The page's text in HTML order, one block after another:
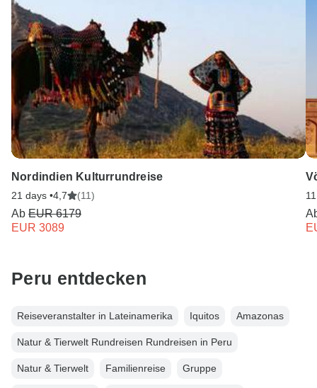
Nordindien Kulturrundreise
21 days •4,7 (11)
Ab EUR 6179
EUR 3089
Peru entdecken
Reiseveranstalter in Lateinamerika Iquitos Amazonas
Natur & Tierwelt Rundreisen Rundreisen in Peru
Natur & Tierwelt Familienreise Gruppe